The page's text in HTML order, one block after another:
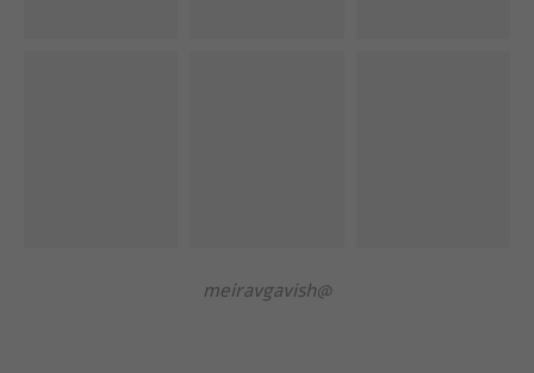
@meiravgavish